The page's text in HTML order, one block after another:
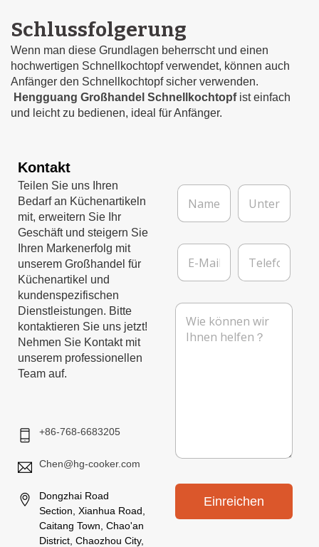
Schlussfolgerung
Wenn man diese Grundlagen beherrscht und einen
hochwertigen Schnellkochtopf verwendet, können auch
Anfänger den Schnellkochtopf sicher verwenden.
Hengguang Großhandel Schnellkochtopfist einfach
und leicht zu bedienen, ideal für Anfänger.
Kontakt
Teilen Sie uns Ihren
Bedarf an Küchenartikeln
mit, erweitern Sie Ihr
Geschäft und steigern Sie
Ihren Markenerfolg mit
unserem Großhandel für
Küchenartikel und
kundenspezifischen
Dienstleistungen. Bitte
kontaktieren Sie uns jetzt!
Nehmen Sie Kontakt mit
unserem professionellen
Team auf.
+86-768-6683205
Chen@hg-cooker.com
Dongzhai Road
Section, Xianhua Road,
Caitang Town, Chao'an
District, Chaozhou City,
N
m
*
U
t
r
h
n
E
M
i
T
l
f
o
n
N
Einreichen